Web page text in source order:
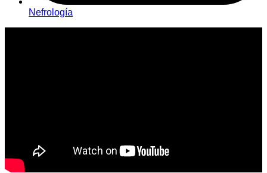
Nefrologí­a